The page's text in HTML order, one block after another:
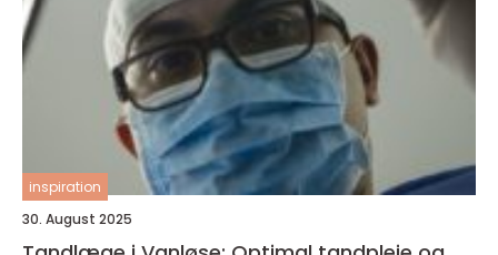
inspiration
30. August 2025